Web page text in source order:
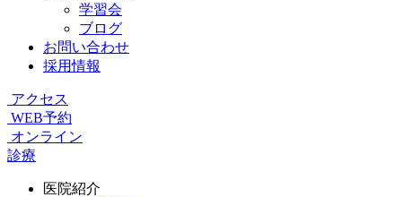
学習会
ブログ
お問い合わせ
採用情報
アクセス
WEB予約
オンライン
診療
医院紹介